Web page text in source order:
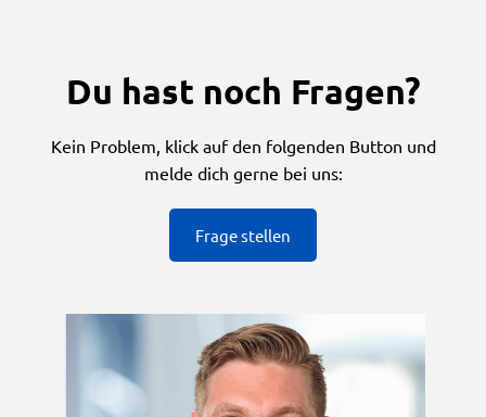
Du hast noch Fragen?
Kein Problem, klick auf den folgenden Button und
melde dich gerne bei uns:
Frage stellen